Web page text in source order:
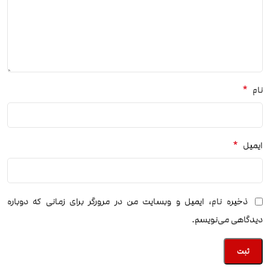
نام *
ایمیل *
ذخیره نام، ایمیل و وبسایت من در مرورگر برای زمانی که دوباره
دیدگاهی می‌نویسم.